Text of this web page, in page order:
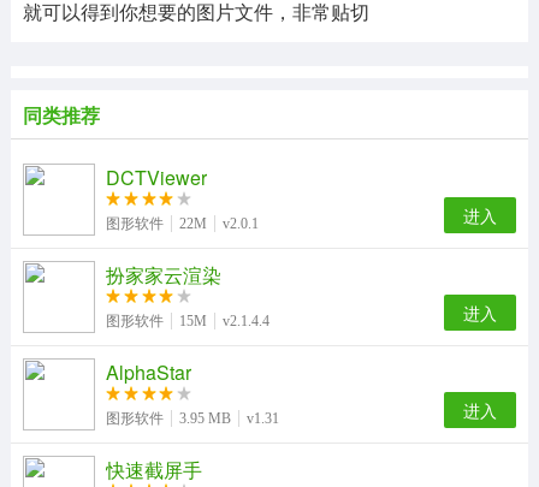
就可以得到你想要的图片文件，非常贴切
同类推荐
DCTViewer
图形软件 22M v2.0.1 进入
扮家家云渲染
图形软件 15M v2.1.4.4 进入
AlphaStar
图形软件 3.95 MB v1.31 进入
快速截屏手